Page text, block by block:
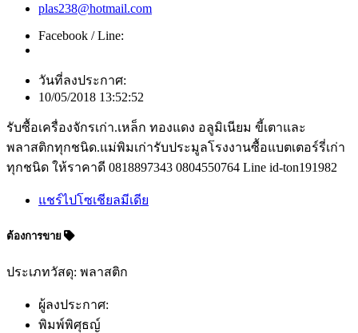
plas238@hotmail.com
Facebook / Line:
วันที่ลงประกาศ:
10/05/2018 13:52:52
รับซื้อเครื่องจักรเก่า.เหล็ก ทองแดง อลูมิเนียม ขี้เตาและ
พลาสติกทุกชนิด.แม่พิมเก่ารับประมูลโรงงานซื้อแบตเตอร์รี่เก่า
ทุกชนิด ให้ราคาดี 0818897343 0804550764 Line id-ton191982
แชร์ไปโซเชียลมีเดีย
ต้องการขาย
ประเภทวัสดุ: พลาสติก
ผู้ลงประกาศ:
พิมพ์พิศุธญ์